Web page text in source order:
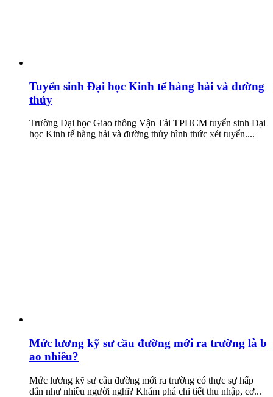
Tuyển sinh Đại học Kinh tế hàng hải và đường
thủy
Trường Đại học Giao thông Vận Tải TPHCM tuyển sinh Đại
học Kinh tế hàng hải và đường thủy hình thức xét tuyển....
Mức lương kỹ sư cầu đường mới ra trường là b
ao nhiêu?
Mức lương kỹ sư cầu đường mới ra trường có thực sự hấp
dẫn như nhiều người nghĩ? Khám phá chi tiết thu nhập, cơ...